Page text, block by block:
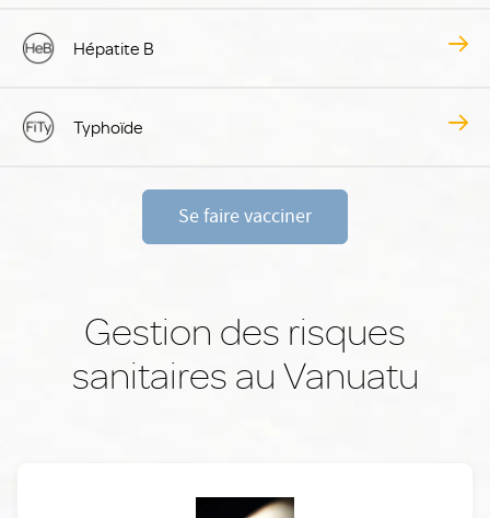
Hépatite B
Typhoïde
Se faire vacciner
Gestion des risques
sanitaires au Vanuatu